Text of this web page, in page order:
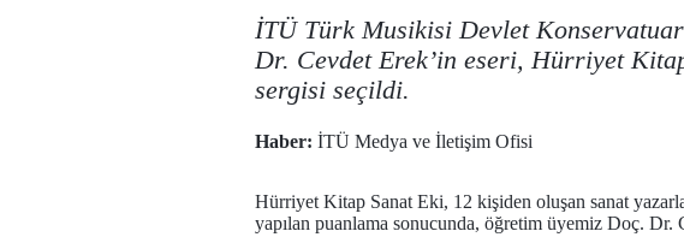
İTÜ Türk Musikisi Devlet
Dr. Cevdet Erek’in eseri, Hürriyet
sergisi seçildi.
Haber: İTÜ Medya ve İletişim Ofisi
Hürriyet Kitap Sanat Eki, 12 kişiden oluşan sanat
yapılan puanlama sonucunda, öğretim üyemiz Doç. Dr.